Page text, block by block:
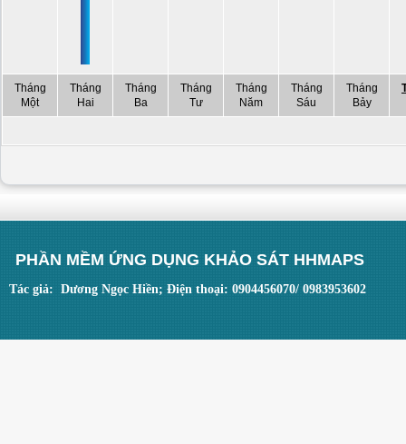
Tháng
Một
Tháng
Hai
Tháng
Ba
Tháng
Tư
Tháng
Năm
Tháng
Sáu
Tháng
Bảy
PHẦN MỀM ỨNG DỤNG KHẢO SÁT HHMAPS
Tác giả: Dương Ngọc Hiền; Điện thoại: 0904456070/ 0983953602